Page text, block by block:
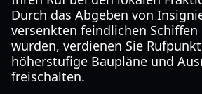
Durch das Abgeben von
versenkten feindlichen
wurden, verdienen Sie
höherstufige Baupläne und
freischalten.